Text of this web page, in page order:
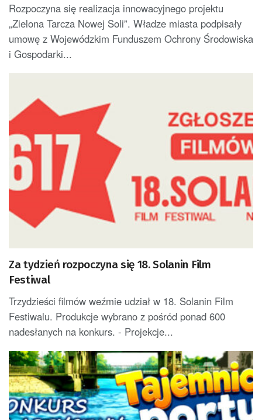
Rozpoczyna się realizacja innowacyjnego projektu
„Zielona Tarcza Nowej Soli”. Władze miasta podpisały
umowę z Wojewódzkim Funduszem Ochrony Środowiska
i Gospodarki...
Za tydzień rozpoczyna się 18. Solanin Film
Festiwal
Trzydzieści filmów weźmie udział w 18. Solanin Film
Festiwalu. Produkcje wybrano z pośród ponad 600
nadesłanych na konkurs. - Projekcje...